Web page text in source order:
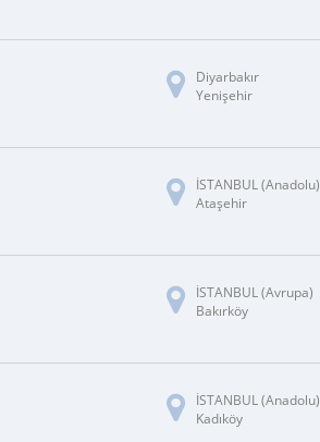
Diyarbakır
Yenişehir
İSTANBUL (Anadolu)
Ataşehir
İSTANBUL (Avrupa)
Bakırköy
İSTANBUL (Anadolu)
Kadıköy